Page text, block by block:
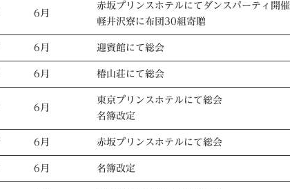
6月
赤坂プリンスホテルにてダンスパーティ開催
軽井沢寮に布団30組寄贈
6月 迎賓館にて総会
6月 椿山荘にて総会
6月
東京プリンスホテルにて総会
名簿改定
6月 赤坂プリンスホテルにて総会
6月 名簿改定